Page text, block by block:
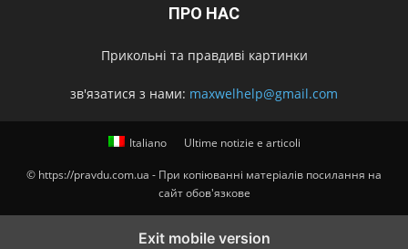
ПРО НАС
Прикольні та правдиві картинки
зв'язатися з нами: maxwelhelp@gmail.com
Italiano Ultime notizie e articoli
© https://pravdu.com.ua - При копіюванні матеріалів посилання на
сайт обов'язкове
Exit mobile version